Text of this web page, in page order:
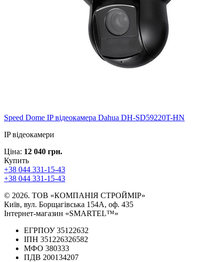
Speed ​​Dome IP відеокамера Dahua DH-SD59220T-HN
IP відеокамери
Ціна: 12 040 грн.
Купить
+38 044 331-15-43
+38 044 331-15-43
© 2026. ТОВ «КОМПАНІЯ СТРОЙМІР»
Київ, вул. Борщагівська 154А, оф. 435
Інтернет-магазин «SMARTEL™»
ЕГРПОУ 35122632
ІПН 351226326582
МФО 380333
ПДВ 200134207